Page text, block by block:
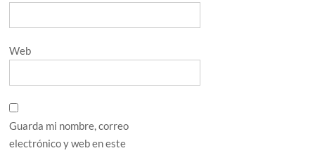
Web
Guarda mi nombre, correo
electrónico y web en este